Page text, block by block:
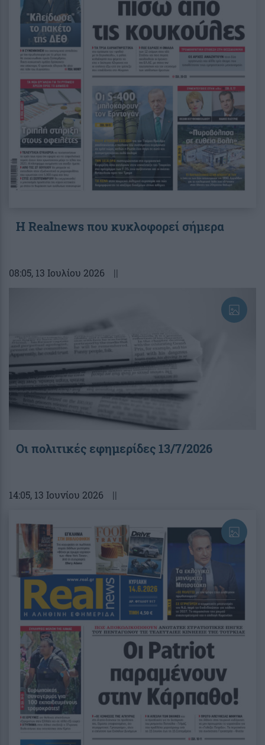
Η Realnews που κυκλοφορεί σήμερα
08:05, 13 Ιουλίου 2026 ||
Οι πολιτικές εφημερίδες 13/7/2026
14:05, 13 Ιουνίου 2026 ||